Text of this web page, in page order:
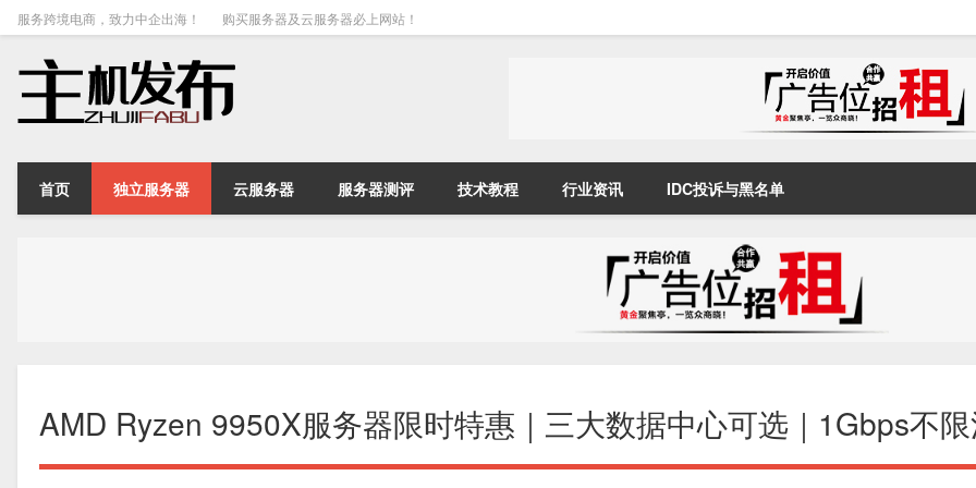
服务跨境电商，致力中企出海！ 购买服务器及云服务器必上网站！
首页 独立服务器 云服务器 服务器测评 技术教程 行业资讯 IDC投诉与黑名单
AMD Ryzen 9950X服务器限时特惠｜三大数据中心可选｜1Gbps不